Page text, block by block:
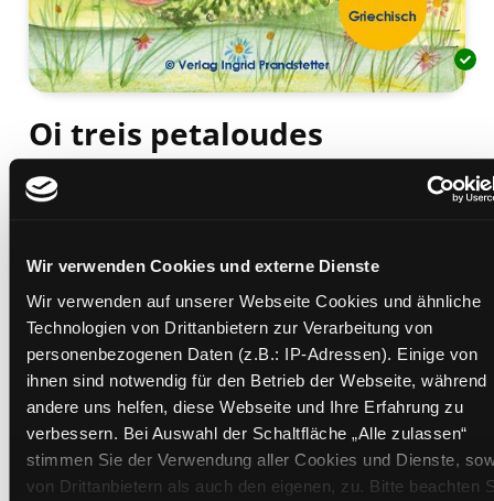
Wir verwenden Cookies und externe Dienste
Wir verwenden auf unserer Webseite Cookies und ähnliche
Technologien von Drittanbietern zur Verarbeitung von
personenbezogenen Daten (z.B.: IP-Adressen). Einige von
ihnen sind notwendig für den Betrieb der Webseite, während
andere uns helfen, diese Webseite und Ihre Erfahrung zu
verbessern. Bei Auswahl der Schaltfläche „Alle zulassen“
stimmen Sie der Verwendung aller Cookies und Dienste,
von Drittanbietern als auch den eigenen, zu. Bitte beachten
Oi treis petaloudes
Mediengruppe:
Mehr Informationen ein-/ausblenden
Exemplare
Zweigstelle:Süd - Lauzilgasse
Signatur:JD.FG OIT